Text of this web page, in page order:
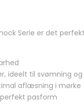
Shock Serie er det
ideelt til svømning og
aflæsning i mørke
pasform